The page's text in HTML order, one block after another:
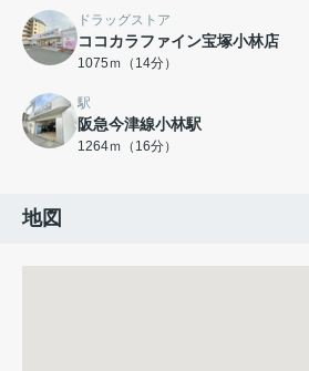
ドラッグストア
ココカラファイン宝塚小林店
1075ｍ（14分）
駅
阪急今津線小林駅
1264ｍ（16分）
地図